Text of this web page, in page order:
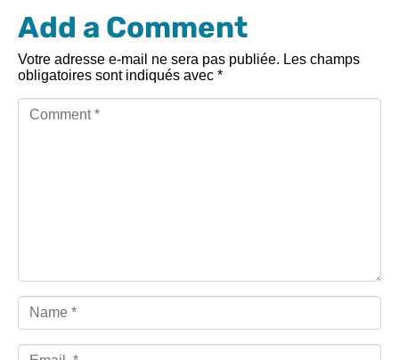
Add a Comment
Votre adresse e-mail ne sera pas publiée. Les champs
obligatoires sont indiqués avec *
C
N
m
eE